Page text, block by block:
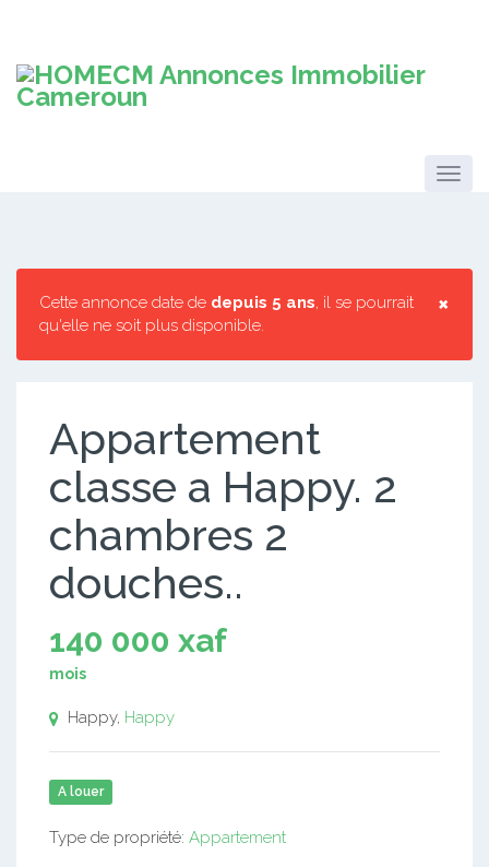
×
Cette annonce date de depuis 5 ans, il se pourrait
qu'elle ne soit plus disponible.
Appartement
classe a Happy. 2
chambres 2
douches..
140 000 xaf
mois
Happy, Happy
A louer
Type de propriété: Appartement